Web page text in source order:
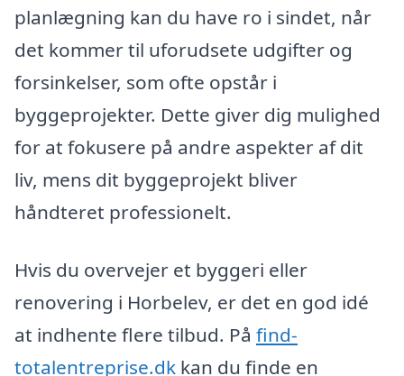
planlægning kan du have ro i sindet, når
det kommer til uforudsete udgifter og
forsinkelser, som ofte opstår i
byggeprojekter. Dette giver dig mulighed
for at fokusere på andre aspekter af dit
liv, mens dit byggeprojekt bliver
håndteret professionelt.
Hvis du overvejer et byggeri eller
renovering i Horbelev, er det en god idé
at indhente flere tilbud. På find-
totalentreprise.dk kan du finde en